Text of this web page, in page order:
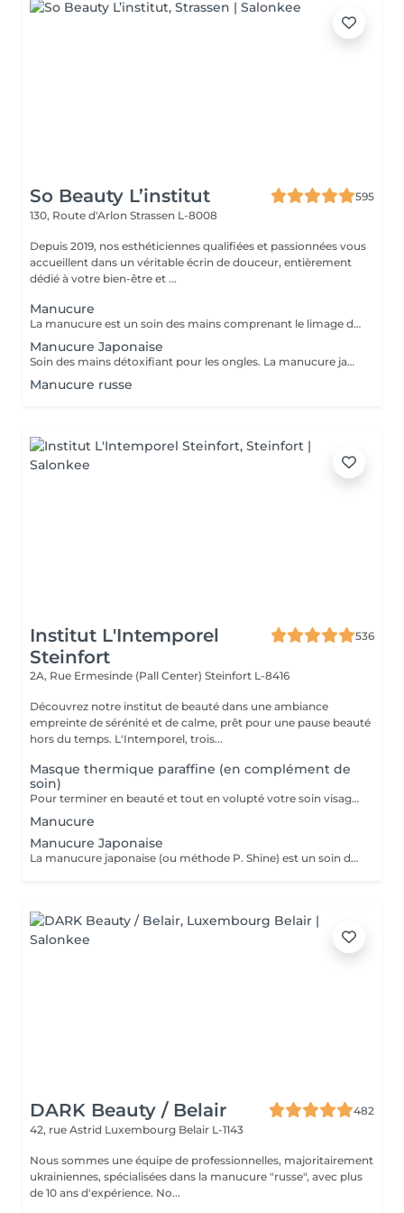
So Beauty L’institut
595
130, Route d'Arlon Strassen L-8008
Depuis 2019, nos esthéticiennes qualifiées et passionnées vous
accueillent dans un véritable écrin de douceur, entièrement
dédié à votre bien-être et ...
Manucure
La manucure est un soin des mains comprenant le limage des ongles, la pousse et la coupe des cuticules, gommage, massage avec crème de soin et application d'un vernis transparent si désiré.
Manucure Japonaise
Soin des mains détoxifiant pour les ongles. La manucure japonaise consiste à polir et nettoyer les ongles en profondeur pour ensuite les nourrir avec une pâte à base de cire d'abeille qui va oxygéner l'ongle. L'ongle ressort brillant naturellement et pour une durée de 3 semaines. Comprend le limage des ongles, la pousse et la coupe des cuticules, polissage, application de la pâte à base de cire d'abeille et de la poudre fixante, gommage, massage avec crème de soin et application d'un vernis transparent si désiré.
Manucure russe
Institut L'Intemporel
Steinfort
536
2A, Rue Ermesinde (Pall Center) Steinfort L-8416
Découvrez notre institut de beauté dans une ambiance
empreinte de sérénité et de calme, prêt pour une pause beauté
hors du temps. L'Intemporel, trois...
Masque thermique paraffine (en complément de
soin)
Pour terminer en beauté et tout en volupté votre soin visage, nous vous proposons le 'double masque '. Cela consiste en une application d'un masque crème bourré d'actifs hydratants/régénérants/anti-âge ou anti-oxydants suivi d'un bain de paraffine tiède. Ceci permet la pénétration intégrale du masque crème grâce à la chaleur de la paraffine et un fin de soin en douceur grâce aux actifs de la paraffine adoucissants et calmants. Une véritable sensation de détente.
Manucure
Manucure Japonaise
La manucure japonaise (ou méthode P. Shine) est un soin de beauté naturel et ancestral visant à renforcer, nourrir et faire briller les ongles sans vernis ni gel. En utilisant des produits naturels comme la cire d'abeille, des minéraux, et de la poudre de perle, elle rend les ongles sains, forts et brillants avec un effet miroir, idéal pour réparer les ongles abîmés (après gel ou semi-permanent, grossesse...). Convient aux ongles naturels fragiles, mous, cassants ou dédoublés, mais aussi simplement pour offrir une période de repos et de soin aux ongles. Possible en cure : 5 + 1 gratuite ou 10 + 2 gratuites
DARK Beauty / Belair
482
42, rue Astrid Luxembourg Belair L-1143
Nous sommes une équipe de professionnelles, majoritairement
ukrainiennes, spécialisées dans la manucure "russe", avec plus
de 10 ans d'expérience. No...